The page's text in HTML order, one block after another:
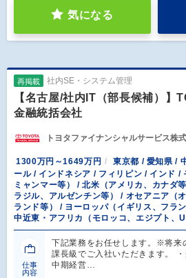
気になる
再掲載 社内SE・システム管理
【名古屋/社内IT（部長候補）】
金融統括会社
トヨタファイナンシャルサービス株
1300万円～1649万円
東京都 / 愛知県 /
ール / インドネシア / フィリピン / インド /
ミャンマー等） / 北米（アメリカ、カナダ
ラジル、アルゼンチン等） / オセアニア（
ランド等） / ヨーロッパ（イギリス、フラ
中近東・アフリカ（モロッコ、エジプト、
仕事
内容
下記業務をお任せします。※将来
課長級でご入社いただきます。
中期経営…